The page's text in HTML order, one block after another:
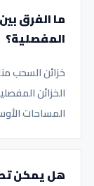
ما الفرق
المفصلية؟
خزائن السحب
الخزائن
المساحات
هل يمكن